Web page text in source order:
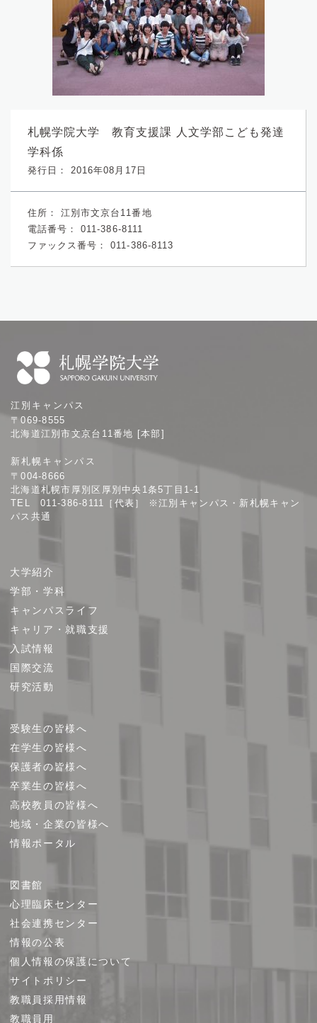
発行日： 2016年08月17日
札幌学院大学 教育支援課 人文学部こども発達
学科係
住所：
江別市文京台11番地
電話番号：
011-386-8111
ファックス番号：
011-386-8113
幌
学
大
学
江別キャンパス
〒069-8555
北海道江別市文京台11番地 [本部]
新札幌キャンパス
〒004-8666
北海道札幌市厚別区厚別中央1条5丁目1-1
TEL 011-386-8111［代表］ ※江別キャンパス・新札幌キャン
パス共通
ト
プ
大学紹介
学部・学科
キャンパスライフ
キャリア・就職支援
入試情報
国際交流
研究活動
受験生の皆様へ
在学生の皆様へ
保護者の皆様へ
卒業生の皆様へ
高校教員の皆様へ
地域・企業の皆様へ
情報ポータル
図書館
心理臨床センター
社会連携センター
情報の公表
個人情報の保護について
サイトポリシー
教職員採用情報
教職員用